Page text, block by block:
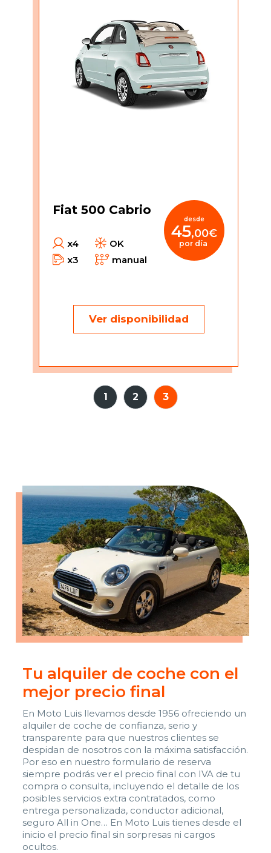
Fiat 500 Cabrio
x4
OK
x3
manual
desde
45,00€
por día
Ver disponibilidad
1 2 3
Tu alquiler de coche con el
mejor precio final
En Moto Luis llevamos desde 1956 ofreciendo un
alquiler de coche de confianza, serio y
transparente para que nuestros clientes se
despidan de nosotros con la máxima satisfacción.
Por eso en nuestro formulario de reserva
siempre podrás ver el precio final con IVA de tu
compra o consulta, incluyendo el detalle de los
posibles servicios extra contratados, como
entrega personalizada, conductor adicional,
seguro All in One… En Moto Luis tienes desde el
inicio el precio final sin sorpresas ni cargos
ocultos.